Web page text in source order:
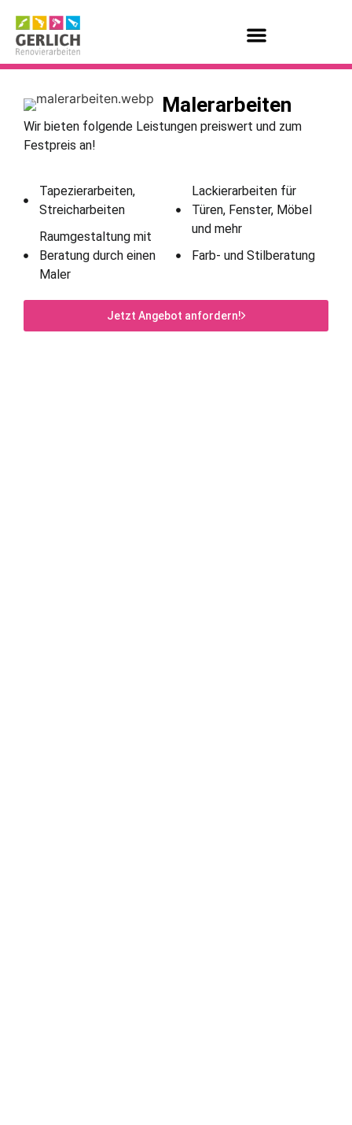
Malerarbeiten
Wir bieten folgende Leistungen preiswert und zum
Festpreis an!
Tapezierarbeiten,
Streicharbeiten
Raumgestaltung mit
Beratung durch einen
Maler
Lackierarbeiten für
Türen, Fenster, Möbel
und mehr
Farb- und Stilberatung
Jetzt Angebot anfordern!